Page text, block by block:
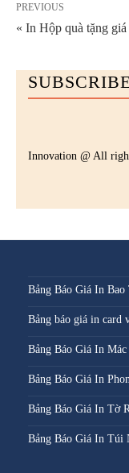
PREVIOUS
« In Hộp quà tặng
Innovation @ All
Bảng Báo Giá In Bao
Bảng báo giá in card
Bảng Báo Giá In
Bảng Báo Giá In
Bảng Báo Giá In Tờ
Bảng Báo Giá In Túi